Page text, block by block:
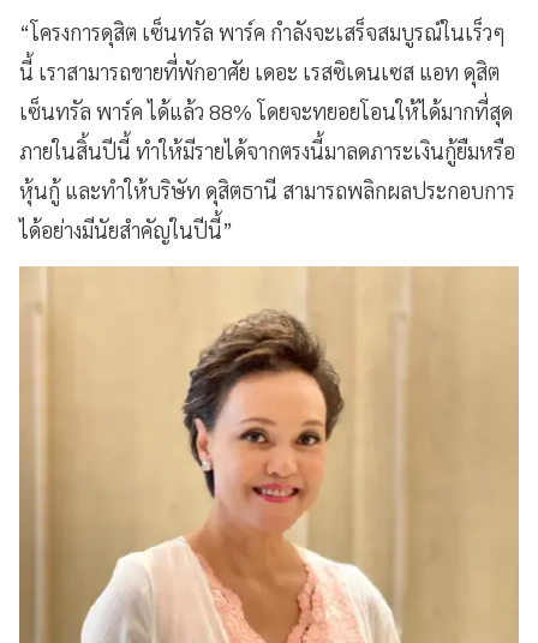
“โครงการดุสิต เซ็นทรัล พาร์ค กำลังจะเสร็จสมบูรณ์ในเร็วๆ
นี้ เราสามารถขายที่พักอาศัย เดอะ เรสซิเดนเซส แอท ดุสิต
เซ็นทรัล พาร์ค ได้แล้ว 88% โดยจะทยอยโอนให้ได้มากที่สุด
ภายในสิ้นปีนี้ ทำให้มีรายได้จากตรงนี้มาลดภาระเงินกู้ยืมหรือ
หุ้นกู้ และทำให้บริษัท ดุสิตธานี สามารถพลิกผลประกอบการ
ได้อย่างมีนัยสำคัญในปีนี้”